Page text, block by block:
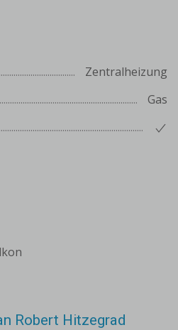
Zentralheizung
Gas
Robert Hitzegrad